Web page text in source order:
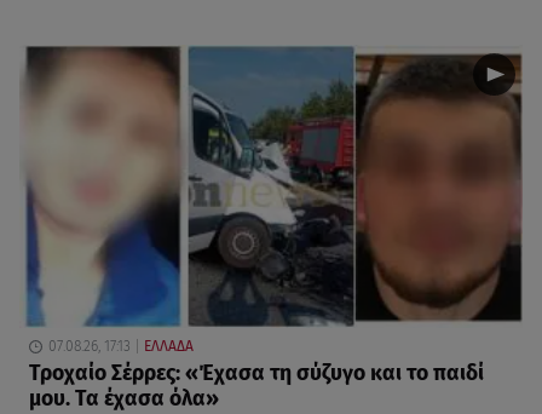
07.08.26, 17:13 ΕΛΛΑΔΑ
Τροχαίο Σέρρες: «Έχασα τη σύζυγο και το παιδί
μου. Τα έχασα όλα»